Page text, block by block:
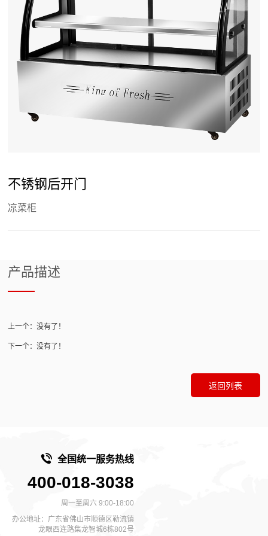
不锈钢后开门
凉菜柜
产品描述
上一个：没有了！
下一个：没有了！
返回列表
全国统一服务热线
400-018-3038
周一至周六 9:00-18:00
办公地址：广东省佛山市顺德区勒流镇
龙眼西连路集龙智城6栋802号